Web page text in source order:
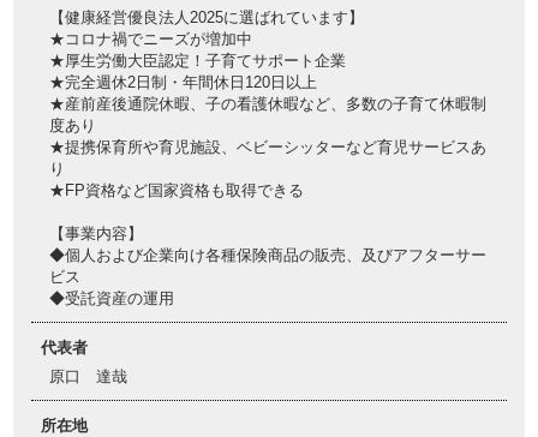
【健康経営優良法人2025に選ばれています】
★コロナ禍でニーズが増加中
★厚生労働大臣認定！子育てサポート企業
★完全週休2日制・年間休日120日以上
★産前産後通院休暇、子の看護休暇など、多数の子育て休暇制
度あり
★提携保育所や育児施設、ベビーシッターなど育児サービスあ
り
★FP資格など国家資格も取得できる
【事業内容】
◆個人および企業向け各種保険商品の販売、及びアフターサー
ビス
◆受託資産の運用
代表者
原口 達哉
所在地